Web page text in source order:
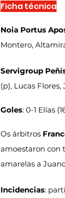
Ficha técnica
Noia Portus
Montero,
Servigroup
(p), Lucas
Goles: 0-1 Elías
Os árbitros
amoestaron con
amarelas a
Incidencias: